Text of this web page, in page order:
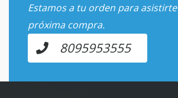
Estamos a tu orden para
próxima compra.
8095953555